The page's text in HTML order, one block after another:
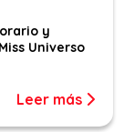
y
Universo
Leer más